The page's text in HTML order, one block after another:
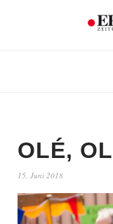
OLÉ,
15. Juni 2018